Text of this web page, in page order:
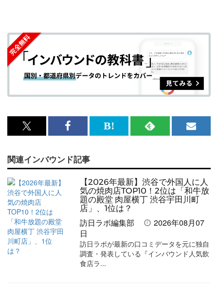
x<br>
記
事
を
シ
ェ
ア
Facebook<br>
記
は
ブ
ッ
ク
マ
ー
ク
RSS
事
を
購
読
す
る
メ
ガ
登
録
す
る
関連インバウンド記事
【2026年最新】渋谷で外国人に人
気の焼肉店TOP10！2位は「和牛放
題の殿堂 肉屋横丁 渋谷宇田川町
店」、1位は？
訪日ラボ編集部
2026年08月07
日
訪日ラボが最新の口コミデータを元に独自
調査・発表している『インバウンド人気飲
食店ラ...